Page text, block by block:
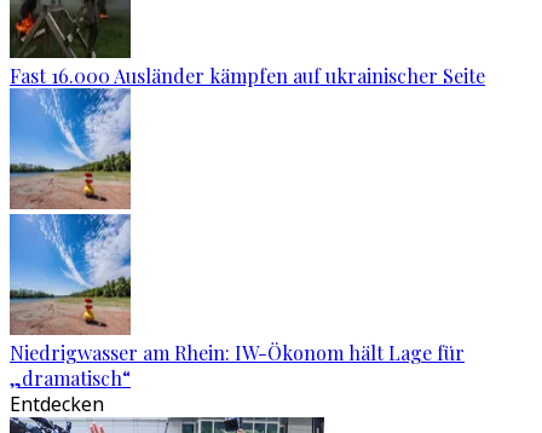
Fast 16.000 Ausländer kämpfen auf ukrainischer Seite
Niedrigwasser am Rhein: IW-Ökonom hält Lage für
„dramatisch“
Entdecken